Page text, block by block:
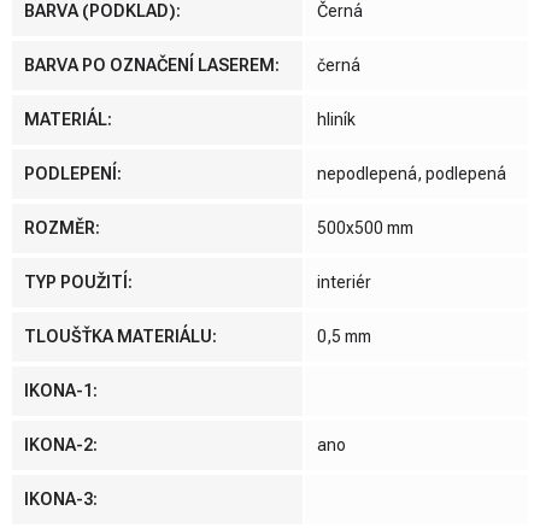
BARVA (PODKLAD): Černá
BARVA PO OZNAČENÍ LASEREM : černá
MATERIÁL: hliník
PODLEPENÍ : nepodlepená, podlepená
ROZMĚR: 500x500 mm
TYP POUŽITÍ : interiér
TLOUŠŤKA MATERIÁLU: 0,5 mm
IKONA-1 :
IKONA-2: ano
IKONA-3: